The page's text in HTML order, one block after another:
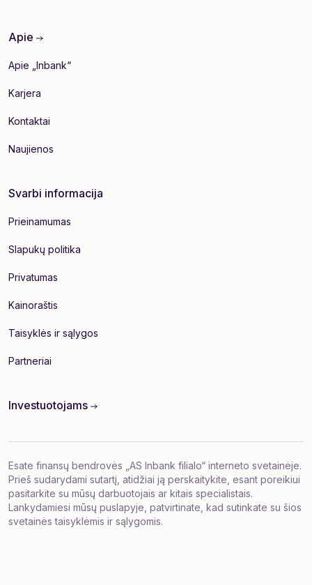
Apie
Apie „Inbank“
Karjera
Kontaktai
Naujienos
Svarbi informacija
Prieinamumas
Slapukų politika
Privatumas
Kainoraštis
Taisyklės ir sąlygos
Partneriai
Investuotojams
Esate finansų bendrovės „AS Inbank filialo“ interneto svetainėje.
Prieš sudarydami sutartį, atidžiai ją perskaitykite, esant poreikiui
pasitarkite su mūsų darbuotojais ar kitais specialistais.
Lankydamiesi mūsų puslapyje, patvirtinate, kad sutinkate su šios
svetainės taisyklėmis ir sąlygomis.